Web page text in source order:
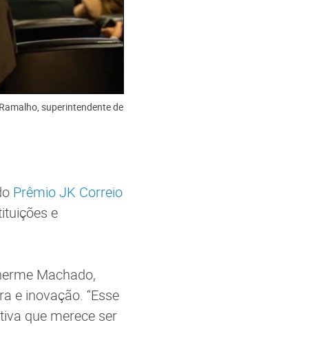
superintendente de
Prêmio JK Correio
e
Machado,
e inovação. “Esse
que merece ser